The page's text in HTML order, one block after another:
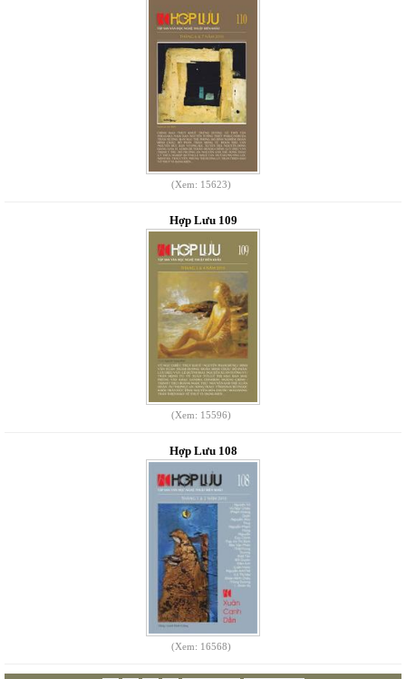
(Xem: 15623)
Hợp Lưu 109
(Xem: 15596)
Hợp Lưu 108
(Xem: 16568)